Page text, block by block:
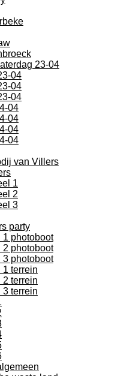
23-04
04
04
04
04
04
04
04
van Villers
1
2
3
party
1 photoboot
2 photoboot
3 photoboot
terrein
terrein
terrein